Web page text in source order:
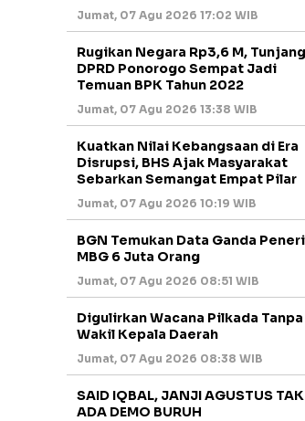
Jumat, 07 Agu 2026 17:02 WIB
Rugikan Negara Rp3,6 M,
DPRD Ponorogo Sempat Jadi
Temuan BPK Tahun 2022
Jumat, 07 Agu 2026 13:38 WIB
Kuatkan Nilai Kebangsaan di Era
Disrupsi, BHS Ajak Masyarakat
Sebarkan Semangat Empat Pilar
Jumat, 07 Agu 2026 10:19 WIB
BGN Temukan Data Ganda
MBG 6 Juta Orang
Jumat, 07 Agu 2026 08:51 WIB
Digulirkan Wacana Pilkada Tanpa
Wakil Kepala Daerah
Jumat, 07 Agu 2026 08:38 WIB
SAID IQBAL, JANJI AGUSTUS TAK
ADA DEMO BURUH